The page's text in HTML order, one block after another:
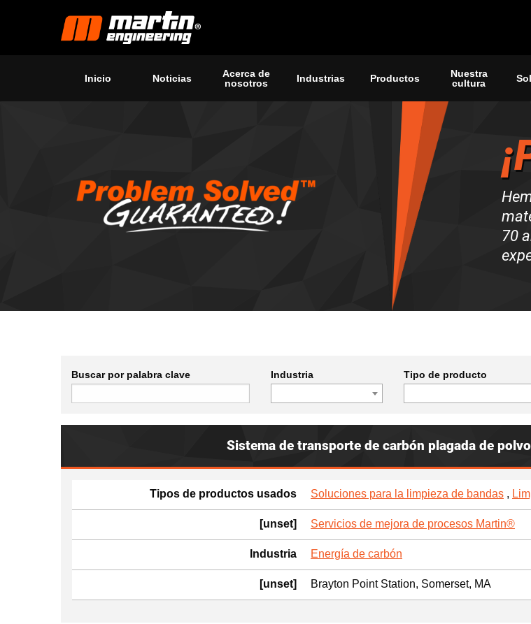
Inicio Noticias
Acerca de
nosotros
Industrias Productos
Nuestra
cultura
70
Buscar por palabra clave Industria Tipo de producto
Sistema de transporte de carbón plagada de
Tipos de productos usados Soluciones para la limpieza de bandas ,
[unset] Servicios de mejora de procesos Martin®
Industria Energía de carbón
[unset] Brayton Point Station, Somerset, MA